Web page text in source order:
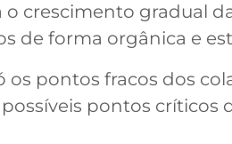
crescimento gradual
de forma orgânica e
pontos fracos dos
pontos críticos